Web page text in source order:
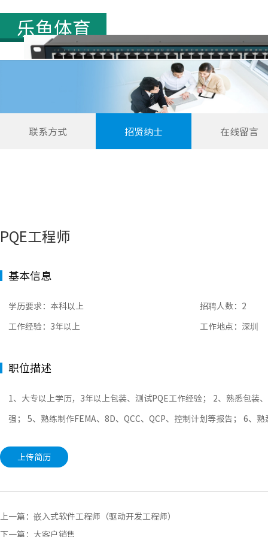
联系方式 招贤纳士 在线留言
PQE工程师
基本信息
学历要求：本科以上
招聘人数：2
工作经验：3年以上
工作地点：深圳
职位描述
1、大专以上学历，3年以上包装、测试PQE工作经验； 2、熟悉包
强； 5、熟练制作FEMA、8D、QCC、QCP、控制计划等报告； 6、
上传简历
上一篇： 嵌入式软件工程师（驱动开发工程师）
下一篇： 大客户销售